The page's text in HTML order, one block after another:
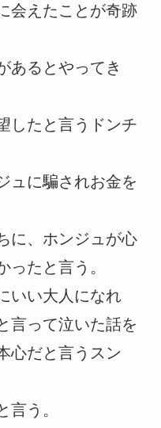
会えたことが奇跡
あるとやってき
したと言うドンチ
ュに騙されお金を
に、ホンジュが心
ったと言う。
いい大人になれ
言って泣いた話を
心だと言うスン
言う。